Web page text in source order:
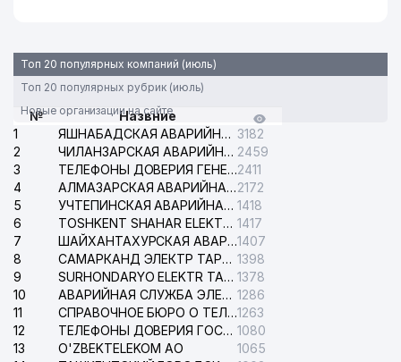
Топ 20 популярных компаний (июль)
Топ 20 популярных рубрик (июль)
Новые организации на сайте
№
Назвние
1
ЯШНАБАДСКАЯ АВАРИЙНАЯ СЛУЖБА ЭЛЕКТРОСЕТИ 3182
2
ЧИЛАНЗАРСКАЯ АВАРИЙНАЯ СЛУЖБА ЭЛЕКТРОСЕТИ 2459
3
ТЕЛЕФОНЫ ДОВЕРИЯ ГЕНЕРАЛЬНОЙ ПРОКУРАТУРЫ РЕСПУБЛИКИ УЗБЕКИСТАН2411
4
АЛМАЗАРСКАЯ АВАРИЙНАЯ СЛУЖБА ЭЛЕКТРОСЕТИ2172
5
УЧТЕПИНСКАЯ АВАРИЙНАЯ СЛУЖБА ЭЛЕКТРОСЕТИ 1418
6
TOSHKENT SHAHAR ELEKTR TARMOQLARI KORXONASI АО 1417
7
ШАЙХАНТАХУРСКАЯ АВАРИЙНАЯ СЛУЖБА ЭЛЕКТРОСЕТИ1407
8
САМАРКАНД ЭЛЕКТР ТАРМОКЛАРИ АО 1398
9
SURHONDARYO ELEKTR TARMOKLARI АО 1378
10
АВАРИЙНАЯ СЛУЖБА ЭЛЕКТРОСЕТИ ТАШКЕНТСКОГО РАЙОНА 1286
11
СПРАВОЧНОЕ БЮРО О ТЕЛЕФОНАХ ОРГАНИЗАЦИЙ г. ТАШКЕНТА1263
12
ТЕЛЕФОНЫ ДОВЕРИЯ ГОСУДАРСТВЕННОГО ЦЕНТРА ТЕСТИРОВАНИЯ 1080
13
O'ZBEKTELEKOM АО
1065